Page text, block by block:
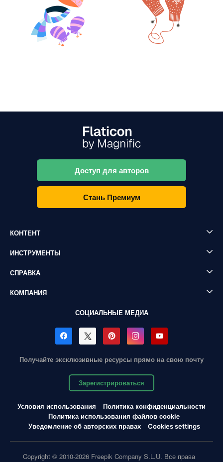
Доступ для авторов
Стань Премиум
КОНТЕНТ
ИНСТРУМЕНТЫ
СПРАВКА
КОМПАНИЯ
СОЦИАЛЬНЫЕ МЕДИА
Получайте эксклюзивные ресурсы прямо на свою почту
Зарегистрироваться
Условия использования
Политика конфиденциальности
Политика использования файлов cookie
Уведомление об авторских правах
Cookies settings
Copyright © 2010-2026 Freepik Company S.L.U. Все права